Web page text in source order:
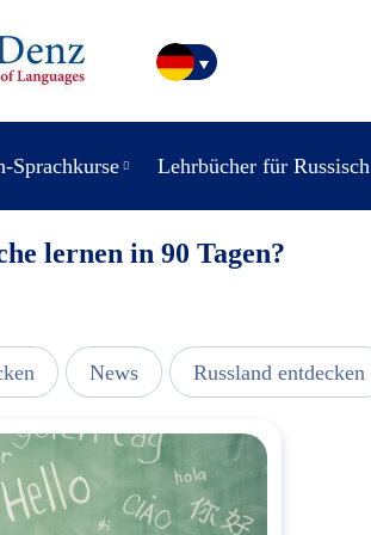
Sprachkurse Lehrbücher für Russisch
lernen in 90 Tagen?
News Russland entdecken